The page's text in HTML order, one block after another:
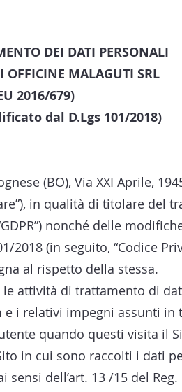
DEI DATI PERSONALI
OFFICINE MALAGUTI SRL
2016/679)
dal D.Lgs 101/2018)
(BO), Via XXI Aprile,
in qualità di titolare del
nonché delle
2018 (in seguito, “Codice
al rispetto della stessa.
le attività di trattamento di
e i relativi impegni assunti in
quando questi visita il
in cui sono raccolti i dati
dell’art. 13 /15 del Reg.